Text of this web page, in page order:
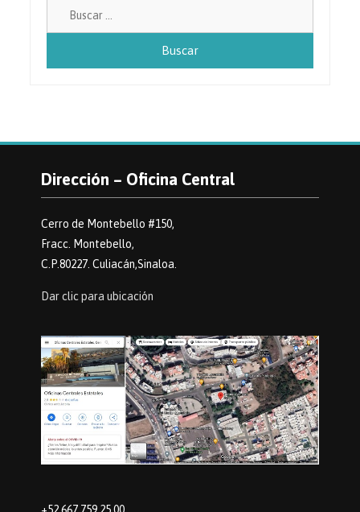
Dirección – Oficina Central
Cerro de Montebello #150,
Fracc. Montebello,
C.P.80227. Culiacán,Sinaloa.
Dar clic para ubicación